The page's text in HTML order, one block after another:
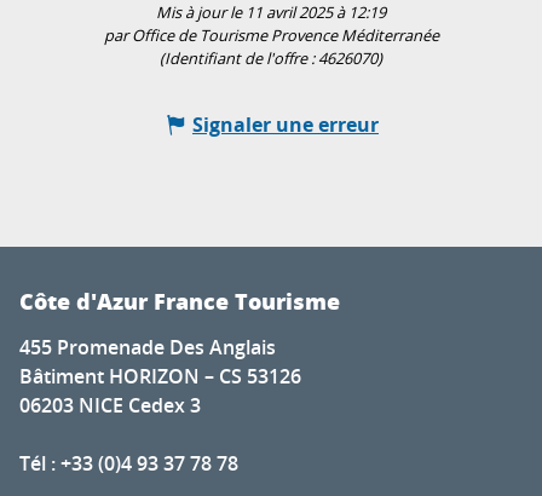
Mis à jour le 11 avril 2025 à 12:19
par Office de Tourisme Provence Méditerranée
(Identifiant de l'offre :4626070)
Signaler une erreur
Côte d'Azur France Tourisme
455 Promenade Des Anglais
Bâtiment HORIZON – CS 53126
06203 NICE Cedex 3
Tél : +33 (0)4 93 37 78 78